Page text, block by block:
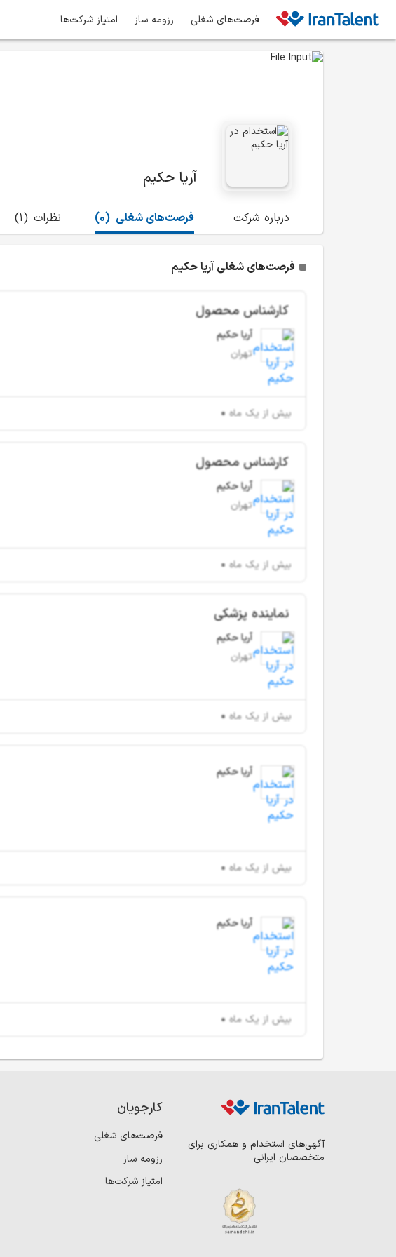
فرصت‌های شغلی رزومه ساز امتیاز شرکت‌ها
آریا حکیم
درباره شرکت (0) فرصت‌های شغلی (1) نظرات
فرصت‌های شغلی آریا حکیم
کارشناس محصول
آریا حکیم
تهران
بیش از یک ماه
کارشناس محصول
آریا حکیم
تهران
بیش از یک ماه
نماینده پزشکی
آریا حکیم
تهران
بیش از یک ماه
آریا حکیم
بیش از یک ماه
آریا حکیم
بیش از یک ماه
آگهی‌های استخدام و همکاری برای
متخصصان ایرانی
کارجویان
فرصت‌های شغلی
رزومه ساز
امتیاز شرکت‌ها